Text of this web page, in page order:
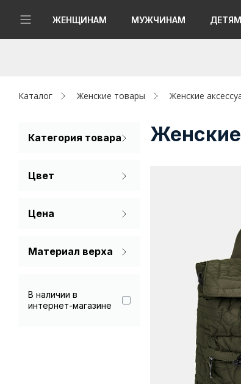
ЖЕНЩИНАМ МУЖЧИНАМ ДЕТЯМ
Женщинам
Аутлет
Каталог Женские товары Женские
Категория товара
Цвет
Серый
Цена
Материал верха
Натуральная кожа
В наличии в
интернет-магазине